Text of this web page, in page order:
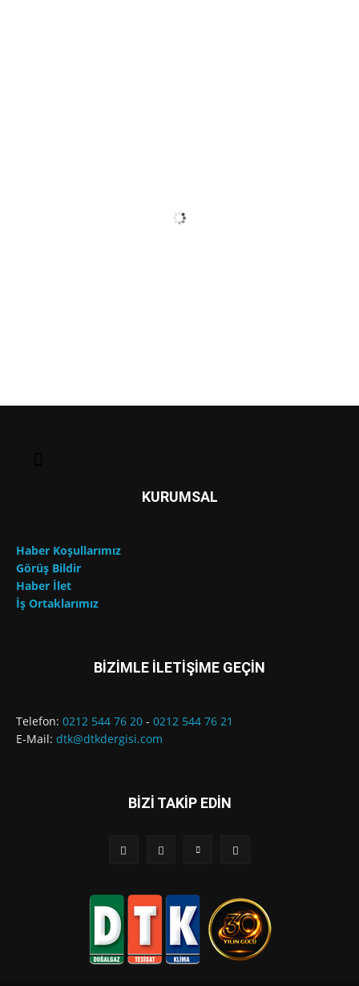
KURUMSAL
Haber Koşullarımız
Görüş Bildir
Haber İlet
İş Ortaklarımız
BİZİMLE İLETİŞİME GEÇİN
Telefon: 0212 544 76 20 - 0212 544 76 21
E-Mail: dtk@dtkdergisi.com
BİZİ TAKİP EDİN